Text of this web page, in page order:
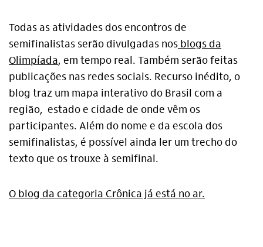
Todas as atividades dos encontros de
semifinalistas serão divulgadas nos blogs da
Olimpíada, em tempo real. Também serão feitas
publicações nas redes sociais. Recurso inédito, o
blog traz um mapa interativo do Brasil com a
região, estado e cidade de onde vêm os
participantes. Além do nome e da escola dos
semifinalistas, é possível ainda ler um trecho do
texto que os trouxe à semifinal.
O blog da categoria Crônica já está no ar.